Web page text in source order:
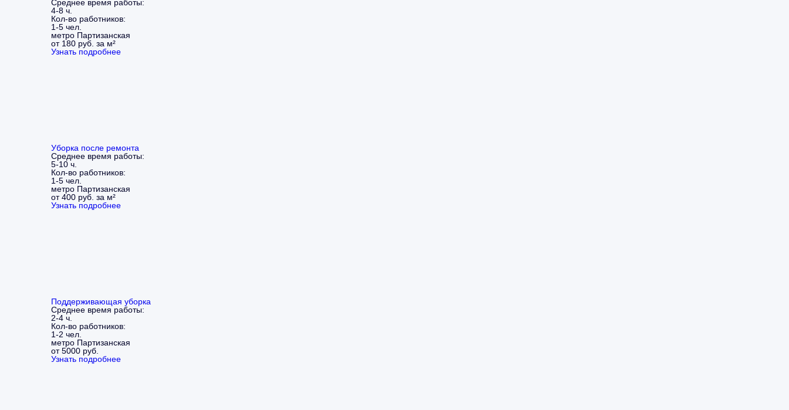
Среднее время работы:
4-8 ч.
Кол-во работников:
1-5 чел.
метро Партизанская
от 180 руб. за м²
Узнать подробнее
Уборка после ремонта
Среднее время работы:
5-10 ч.
Кол-во работников:
1-5 чел.
метро Партизанская
от 400 руб. за м²
Узнать подробнее
Поддерживающая уборка
Среднее время работы:
2-4 ч.
Кол-во работников:
1-2 чел.
метро Партизанская
от 5000 руб.
Узнать подробнее